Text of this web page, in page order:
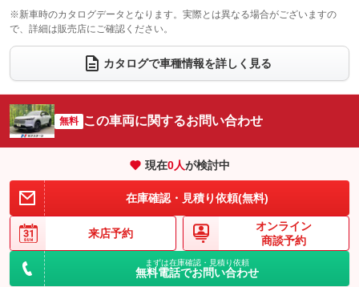
：装備なし ：装備あり
ウォークスルー
：装備なし
電動リアゲート フロントカメラ
：装備あり
：装備なし ：装備あり
サイドカメラ
：装備あり ルーフレール
：装備なし
：装備なし
：装備なし
※新車時のカタログデータとなります。実際とは異なる場合がございますの
で、詳細は販売店にご確認ください。
カタログで車種情報を詳しく見る
無料 この車両に関するお問い合わせ
現在0人が検討中
在庫確認・見積り依頼(無料)
来店予約
オンライン
商談予約
まずは在庫確認・見積り依頼
無料電話でお問い合わせ